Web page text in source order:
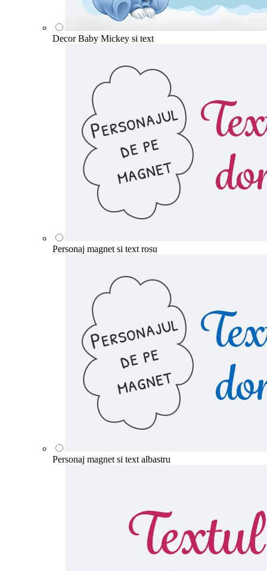
Decor Baby Mickey si text
Personaj magnet si text rosu
Personaj magnet si text albastru